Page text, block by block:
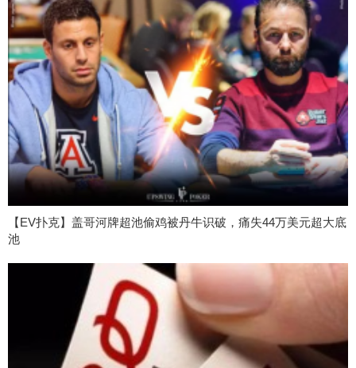
【EV扑克】盖哥河牌超池偷鸡被丹牛识破，痛失44万美元超大底
池